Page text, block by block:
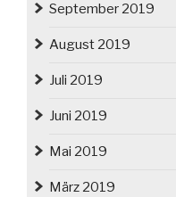
September 2019
August 2019
Juli 2019
Juni 2019
Mai 2019
März 2019